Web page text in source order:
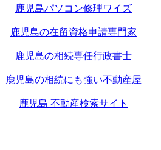
鹿児島パソコン修理ワイズ
鹿児島の在留資格申請専門家
鹿児島の相続専任行政書士
鹿児島の相続にも強い不動産屋
鹿児島 不動産検索サイト